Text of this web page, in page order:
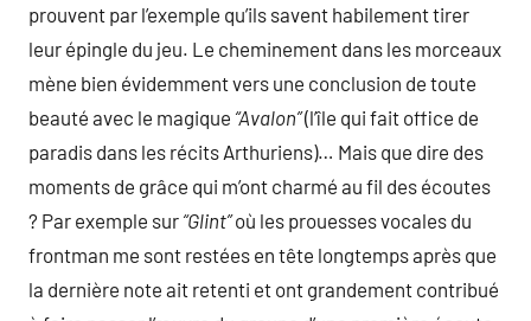
prouvent par l’exemple qu’ils savent habilement tirer
leur épingle du jeu. Le cheminement dans les morceaux
mène bien évidemment vers une conclusion de toute
beauté avec le magique “Avalon”(l’île qui fait office de
paradis dans les récits Arthuriens)… Mais que dire des
moments de grâce qui m’ont charmé au fil des écoutes
? Par exemple sur “Glint”où les prouesses vocales du
frontman me sont restées en tête longtemps après que
la dernière note ait retenti et ont grandement contribué